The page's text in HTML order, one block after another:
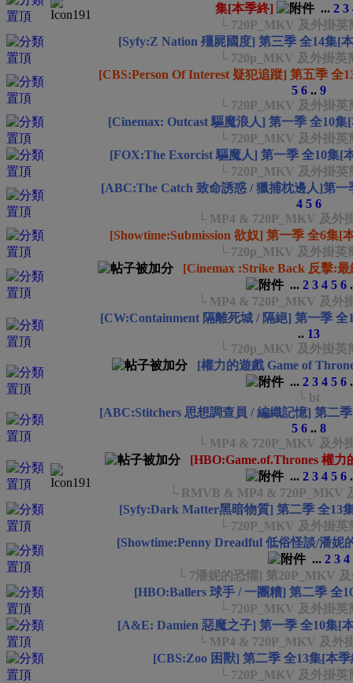
集[本季終]
... 2 3
└ 720P_MKV 及外掛英
[Syfy:Z Nation 殭屍國度] 第三季 全14集[
└ 720p_MKV 及外掛英
[CBS:Person Of Interest 疑犯追蹤] 第五季 全
5 6.. 9
└ 720P_MKV 及外掛英
[Cinemax: Outcast 驅魔浪人] 第一季 全10集
└ 720P_MKV 及外掛英
[FOX:The Exorcist 驅魔人] 第一季 全10集[
└ 720P_MKV 及外掛英
[ABC:The Catch 致命誘惑 / 獵捕枕邊人]第一
4 5 6
└ MP4 & 720P_MKV 及外
[Showtime:Submission 欲奴] 第一季 全6集[
└ 720p_MKV 及外掛英
[Cinemax :Strike Back 反擊:
... 2 3 4 5 6
└ MP4 & 720P_MKV 及外
[CW:Containment 隔離死城 / 隔絕] 第一季 全
.. 13
└ 720p_MKV 及外掛英
[權力的遊戲 Game of
... 2 3 4 5 6
└ bt
[ABC:Stitchers 思想調查員 / 編織記憶] 第二
5 6.. 8
└ MP4 & 720P_MKV 及外
[HBO:Game.of.Thrones 權
... 2 3 4 5 6
└ RMVB & MP4 & 720P_MKV
[Syfy:Dark Matter黑暗物質] 第二季 全13
└ 720P_MKV 及外掛英
[Showtime:Penny Dreadful 低俗怪談/潘妮
... 2 3 4
└ 7潘妮的恐懼] 第20P_MKV
[HBO:Ballers 球手 / 一團糟] 第二季 全
└ 720P_MKV 及外掛英
[A&E: Damien 惡魔之子] 第一季 全10集[
└ MP4 & 720P_MKV 及外
[CBS:Zoo 困獸] 第二季 全13集[本
└ 720P_MKV 及外掛英